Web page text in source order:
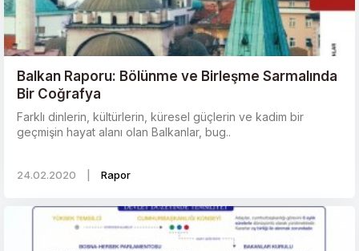
Balkan Raporu: Bölünme ve Birleşme Sarmalında
Bir Coğrafya
Farklı dinlerin, kültürlerin, küresel güçlerin ve kadim bir
geçmişin hayat alanı olan Balkanlar, bug..
24.02.2020 Rapor